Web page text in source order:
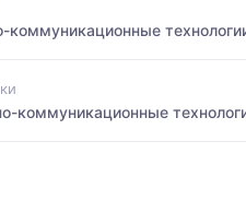
коммуникационные